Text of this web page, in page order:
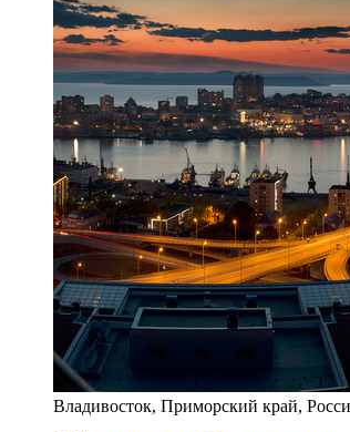
Владивосток, Приморский край,